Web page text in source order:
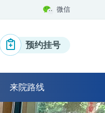
微信
预约挂号
来院路线